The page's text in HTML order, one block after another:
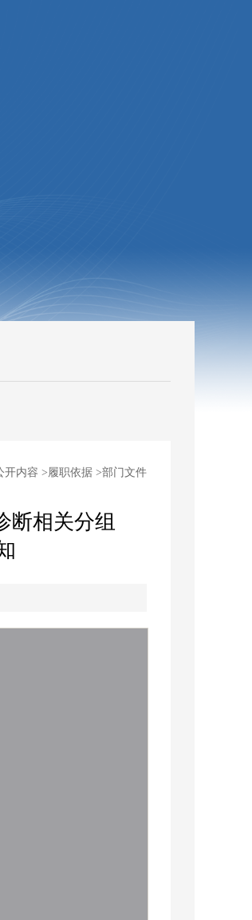
开内容 >履职依据 >部门文件
断相关分组